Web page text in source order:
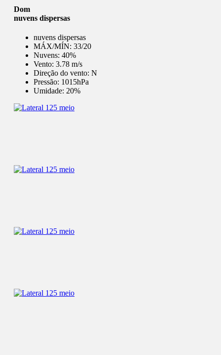
Dom
nuvens dispersas
nuvens dispersas
MÁX/MÍN: 33/20
Nuvens: 40%
Vento: 3.78 m/s
Direção do vento: N
Pressão: 1015hPa
Umidade: 20%